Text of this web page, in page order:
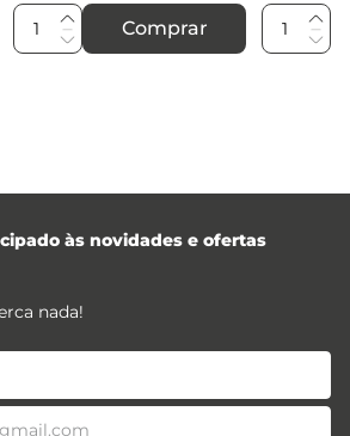
Comprar
às novidades e ofertas
nada!